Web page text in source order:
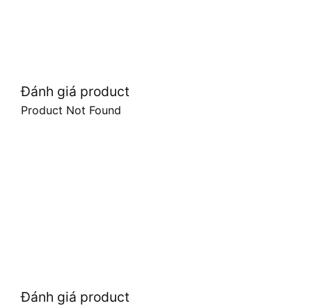
Đánh giá product
Product Not Found
Đánh giá product